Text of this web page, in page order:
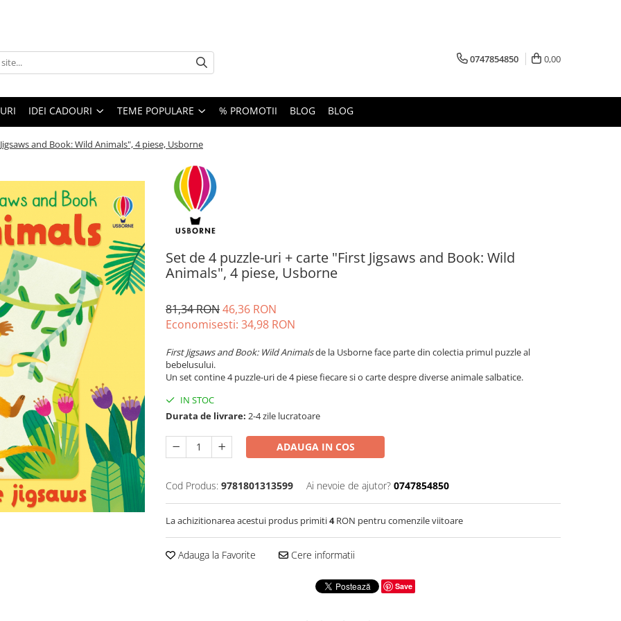
0747854850 0,00
IDEI CADOURI TEME POPULARE % PROMOTII BLOG BLOG
and Book: Wild Animals", 4 piese, Usborne
Set de 4 puzzle-uri + carte "First Jigsaws and Book: Wild
Animals", 4 piese, Usborne
81,34 RON46,36 RON
Economisesti: 34,98 RON
First Jigsaws and Book: Wild Animalsde la Usborne face parte din colectia primul puzzle al
bebelusului.
Un set contine 4 puzzle-uri de 4 piese fiecare si o carte despre diverse animale salbatice.
IN STOC
Durata de livrare: 2-4 zile lucratoare
ADAUGA IN COS
Cod Produs: 9781801313599 Ai nevoie de ajutor? 0747854850
La achizitionarea acestui produs primiti4RON pentru comenzile viitoare
Adauga la Favorite Cere informatii
Save